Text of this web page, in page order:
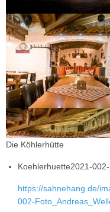
Die Köhlerhütte
Koehlerhuette2021-
https://sahnehang.de/
002-